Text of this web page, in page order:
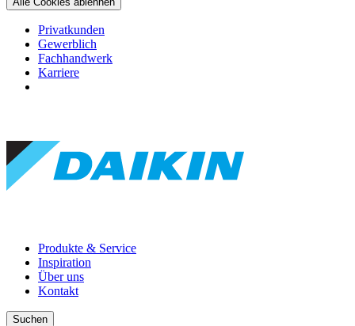
Privatkunden
Gewerblich
Fachhandwerk
Karriere
Produkte & Service
Inspiration
Über uns
Kontakt
Suchen